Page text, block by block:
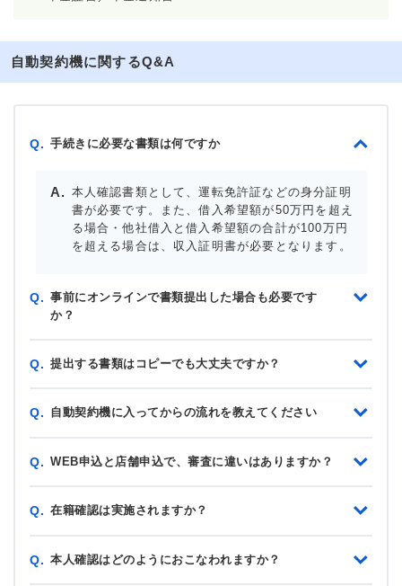
自動契約機に関するQ&A
Q. 手続きに必要な書類は何ですか
本人確認書類として、運転免許証などの身分証明
書が必要です。また、借入希望額が50万円を超え
る場合・他社借入と借入希望額の合計が100万円
を超える場合は、収入証明書が必要となります。
Q. 事前にオンラインで書類提出した場合も必要です
か？
Q. 提出する書類はコピーでも大丈夫ですか？
Q. 自動契約機に入ってからの流れを教えてください
Q. WEB申込と店舗申込で、審査に違いはありますか？
Q. 在籍確認は実施されますか？
Q. 本人確認はどのようにおこなわれますか？